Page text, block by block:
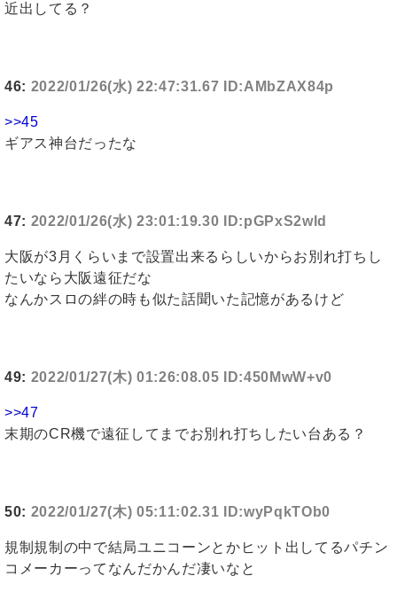
近出してる？
46: 2022/01/26(水) 22:47:31.67 ID:AMbZAX84p
>>45
ギアス神台だったな
47: 2022/01/26(水) 23:01:19.30 ID:pGPxS2wld
大阪が3月くらいまで設置出来るらしいからお別れ打ちし
たいなら大阪遠征だな
なんかスロの絆の時も似た話聞いた記憶があるけど
49: 2022/01/27(木) 01:26:08.05 ID:450MwW+v0
>>47
末期のCR機で遠征してまでお別れ打ちしたい台ある？
50: 2022/01/27(木) 05:11:02.31 ID:wyPqkTOb0
規制規制の中で結局ユニコーンとかヒット出してるパチン
コメーカーってなんだかんだ凄いなと